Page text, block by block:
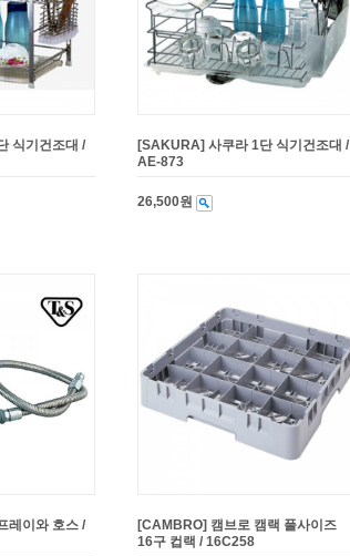
식기건조대 /
[SAKURA] 사쿠라 1단 식기건조대 /
AE-873
26,500원
레이와 호스 /
[CAMBRO] 캠브로 캠랙 풀사이즈
16구 컵랙 / 16C258